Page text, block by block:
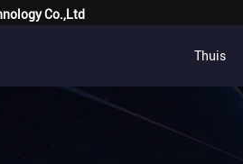
Co.,Ltd
Thuis